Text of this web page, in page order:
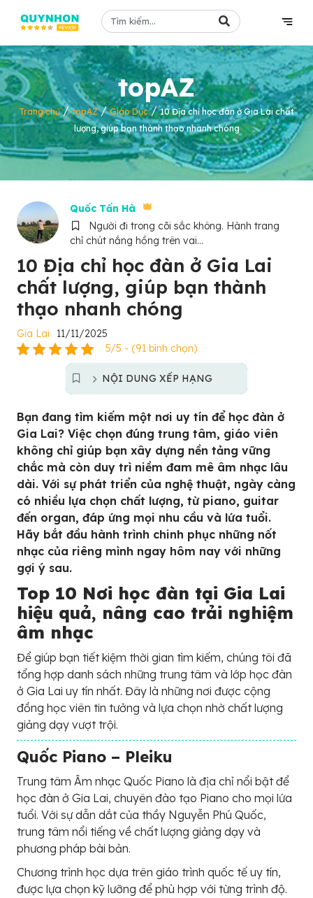
topAZ
Trang chủ/topAZ/Giáo Dục/10 Địa chỉ học đàn ở Gia Lai chất
lượng, giúp bạn thành thạo nhanh chóng
Quốc Tấn Hà
Người đi trong cõi sắc không. Hành trang
chỉ chút nắng hồng trên vai...
10 Địa chỉ học đàn ở Gia Lai
chất lượng, giúp bạn thành
thạo nhanh chóng
Gia Lai
11/11/2025
5/5 - (91 bình chọn)
NỘI DUNG XẾP HẠNG
Bạn đang tìm kiếm một nơi uy tín để học đàn ở
Gia Lai? Việc chọn đúng trung tâm, giáo viên
không chỉ giúp bạn xây dựng nền tảng vững
chắc mà còn duy trì niềm đam mê âm nhạc lâu
dài. Với sự phát triển của nghệ thuật, ngày càng
có nhiều lựa chọn chất lượng, từ piano, guitar
đến organ, đáp ứng mọi nhu cầu và lứa tuổi.
Hãy bắt đầu hành trình chinh phục những nốt
nhạc của riêng mình ngay hôm nay với những
gợi ý sau.
Top 10 Nơi học đàn tại Gia Lai
hiệu quả, nâng cao trải nghiệm
âm nhạc
Để giúp bạn tiết kiệm thời gian tìm kiếm, chúng tôi đã
tổng hợp danh sách những trung tâm và lớp học đàn
ở Gia Lai uy tín nhất. Đây là những nơi được cộng
đồng học viên tin tưởng và lựa chọn nhờ chất lượng
giảng dạy vượt trội.
Quốc Piano – Pleiku
Trung tâm Âm nhạc Quốc Piano là địa chỉ nổi bật để
học đàn ở Gia Lai, chuyên đào tạo Piano cho mọi lứa
tuổi. Với sự dẫn dắt của thầy Nguyễn Phú Quốc,
trung tâm nổi tiếng về chất lượng giảng dạy và
phương pháp bài bản.
Chương trình học dựa trên giáo trình quốc tế uy tín,
được lựa chọn kỹ lưỡng để phù hợp với từng trình độ.